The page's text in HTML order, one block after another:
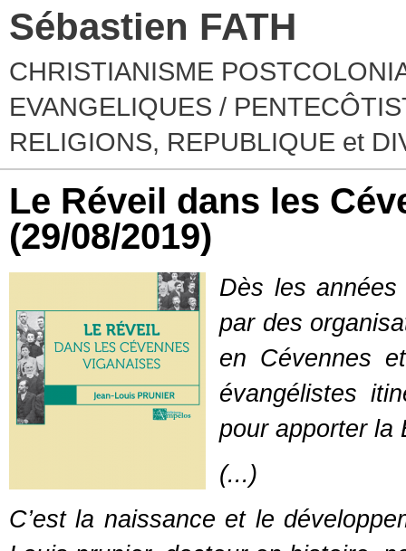
Sébastien FATH
CHRISTIANISME
EVANGELIQUES /
RELIGIONS, REPUBLIQUE et
Le Réveil dans les
(29/08/2019)
Dès les années
par des
en Cévennes
évangélistes
pour apporter la
(...)
C’est la naissance et le